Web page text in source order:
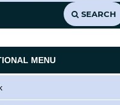
SEARCH
MENU